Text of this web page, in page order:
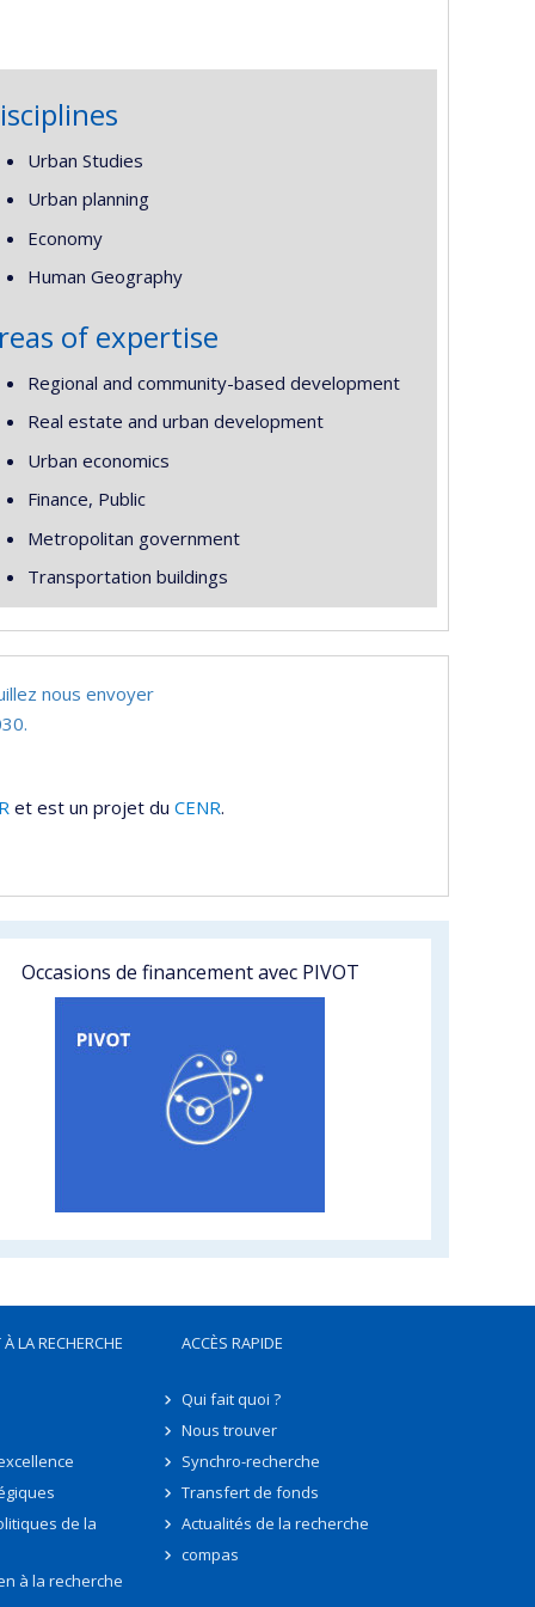
Urban Studies
Urban planning
Economy
Human Geography
of expertise
Regional and community-based development
Real estate and urban development
Urban economics
Finance, Public
Metropolitan government
Transportation buildings
nous envoyer
et est un projet du CENR.
Occasions de financement avec PIVOT
LA RECHERCHE
de la
à la recherche
ACCÈS RAPIDE
Qui fait quoi ?
Nous trouver
Synchro-recherche
Transfert de fonds
Actualités de la recherche
compas